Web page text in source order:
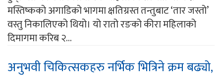
मस्तिष्कको अगाडिको भागमा क्षतिग्रस्त तन्तुबाट ‘तार जस्तो’
वस्तु निकालिएको थियो। यो रातो रङको कीरा महिलाको
दिमागमा करिब २...
अनुभवी चिकित्सकहरु नर्भिक भित्रिने क्रम बढ्यो,